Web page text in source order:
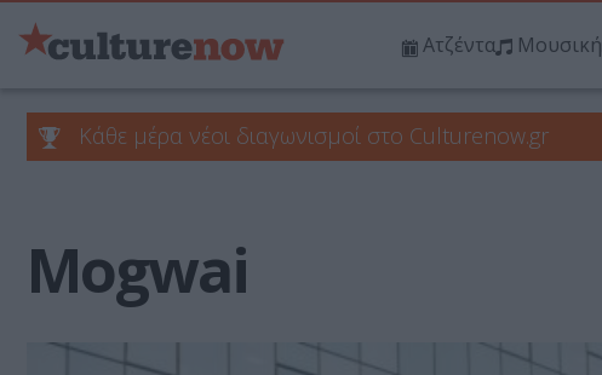
Ατζέντα Μουσική
Κάθε μέρα νέοι διαγωνισμοί στο Culturenow.gr
Mogwai